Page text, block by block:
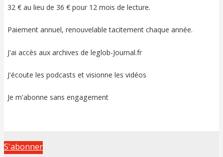
32 € au lieu de 36 € pour 12 mois de lecture.
Paiement annuel, renouvelable tacitement chaque année.
J'ai accès aux archives de leglob-Journal.fr
J'écoute les podcasts et visionne les vidéos
Je m'abonne sans engagement
S'abonner